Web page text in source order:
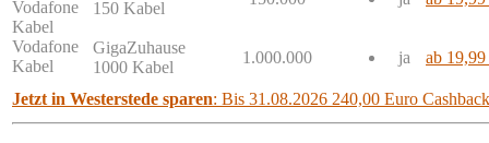
Vodafone
Kabel
150 Kabel
GigaZuhause
1000 Kabel
1.000.000 ja ab 19,99
Jetzt in Westerstede sparen: Bis 31.08.2026 240,00 Euro Cashback